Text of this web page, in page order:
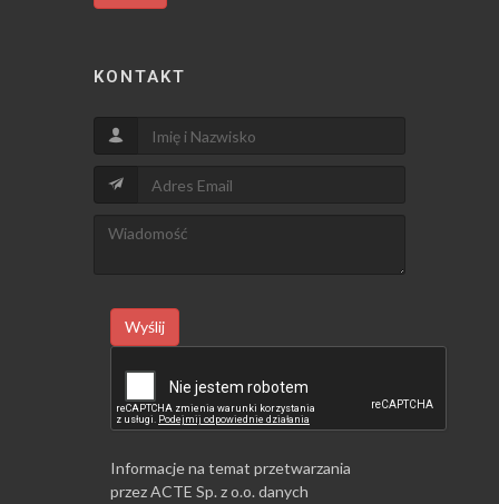
KONTAKT
Wyślij
Informacje na temat przetwarzania
przez ACTE Sp. z o.o. danych